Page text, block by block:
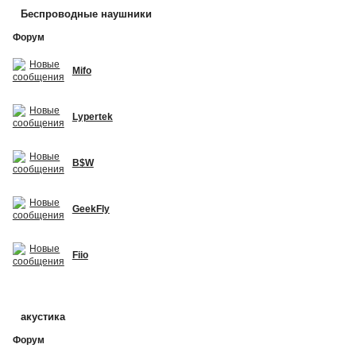
Беспроводные наушники
Форум
Mifo
Lypertek
B$W
GeekFly
Fiio
акустика
Форум